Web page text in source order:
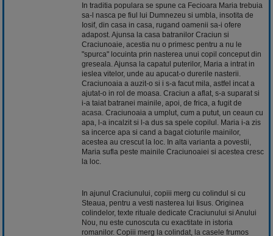
In traditia populara se spune ca Fecioara Maria trebuia
sa-l nasca pe fiul lui Dumnezeu si umbla, insotita de
Iosif, din casa in casa, rugand oamenii sa-i ofere
adapost. Ajunsa la casa batranilor Craciun si
Craciunoaie, acestia nu o primesc pentru a nu le
"spurca" locuinta prin nasterea unui copil conceput din
greseala. Ajunsa la capatul puterilor, Maria a intrat in
ieslea vitelor, unde au apucat-o durerile nasterii.
Craciunoaia a auzit-o si i s-a facut mila, astfel incat a
ajutat-o in rol de moasa. Craciun a aflat, s-a suparat si
i-a taiat batranei mainile, apoi, de frica, a fugit de
acasa . Craciunoaia a umplut, cum a putut, un ceaun cu
apa, l-a incalzit si l-a dus sa spele copilul. Maria i-a zis
sa incerce apa si cand a bagat cioturile mainilor,
acestea au crescut la loc. In alta varianta a povestii,
Maria sufla peste mainile Craciunoaiei si acestea cresc
la loc.
In ajunul Craciunului, copiii merg cu colindul si cu
Steaua, pentru a vesti nasterea lui Iisus. Originea
colindelor, texte rituale dedicate Craciunului si Anului
Nou, nu este cunoscuta cu exactitate in istoria
romanilor. Copiii merg la colindat, la casele frumos